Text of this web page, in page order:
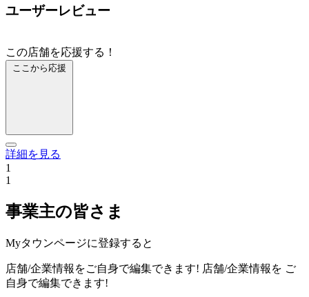
ユーザーレビュー
この店舗を応援する！
ここから応援
詳細を見る
1
1
事業主の皆さま
Myタウンページに登録すると
店舗/企業情報をご自身で編集できます! 店舗/企業情報を ご
自身で編集できます!